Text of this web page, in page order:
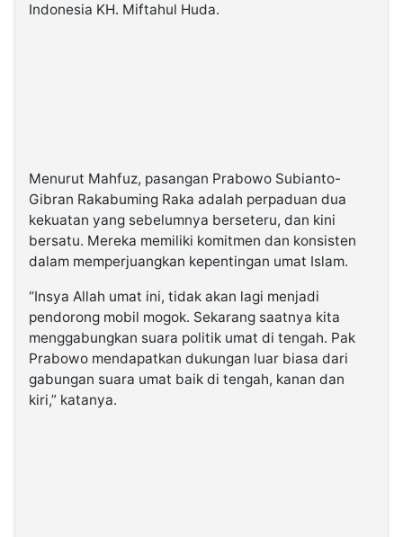
Indonesia KH. Miftahul Huda.
Menurut Mahfuz, pasangan Prabowo Subianto-
Gibran Rakabuming Raka adalah perpaduan dua
kekuatan yang sebelumnya berseteru, dan kini
bersatu. Mereka memiliki komitmen dan konsisten
dalam memperjuangkan kepentingan umat Islam.
“Insya Allah umat ini, tidak akan lagi menjadi
pendorong mobil mogok. Sekarang saatnya kita
menggabungkan suara politik umat di tengah. Pak
Prabowo mendapatkan dukungan luar biasa dari
gabungan suara umat baik di tengah, kanan dan
kiri,” katanya.